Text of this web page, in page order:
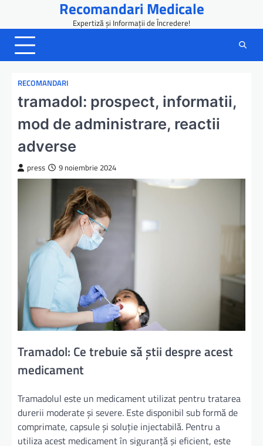
content
Recomandari Medicale
Expertiză și Informații de Încredere!
RECOMANDARI
tramadol: prospect, informatii,
mod de administrare, reactii
adverse
press 9 noiembrie 2024
Tramadol: Ce trebuie să știi despre acest
medicament
Tramadolul este un medicament utilizat pentru tratarea
durerii moderate și severe. Este disponibil sub formă de
comprimate, capsule și soluție injectabilă. Pentru a
utiliza acest medicament în siguranță și eficient, este